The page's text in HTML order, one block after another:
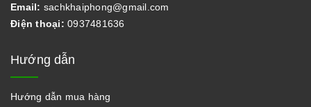
Email: sachkhaiphong@gmail.com
Điện thoại: 0937481636
Hướng dẫn
Hướng dẫn mua hàng